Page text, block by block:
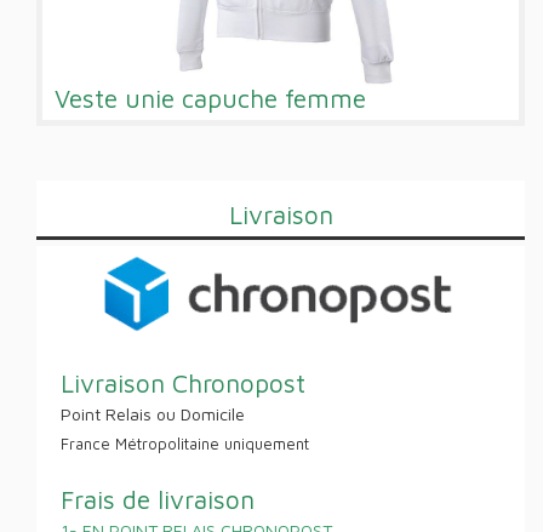
Veste unie capuche femme
Livraison
Livraison Chronopost
Point Relais ou Domicile
France Métropolitaine uniquement
Frais de livraison